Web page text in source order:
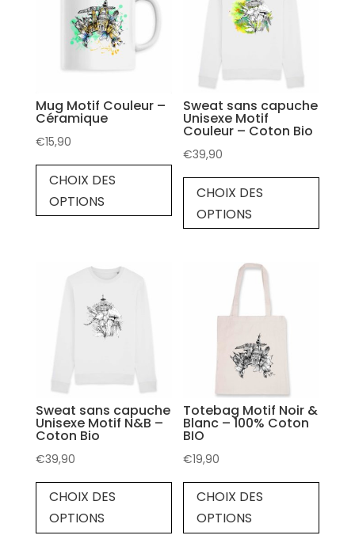
Mug Motif Couleur –
Céramique
€15,90
CHOIX DES
OPTIONS
Sweat sans capuche
Unisexe Motif
Couleur – Coton Bio
€39,90
CHOIX DES
OPTIONS
Sweat sans capuche
Unisexe Motif N&B –
Coton Bio
€39,90
CHOIX DES
OPTIONS
Totebag Motif Noir &
Blanc – 100% Coton
BIO
€19,90
CHOIX DES
OPTIONS